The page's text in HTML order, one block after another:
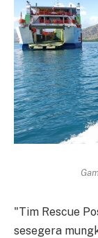
"Tim Rescue
sesegera